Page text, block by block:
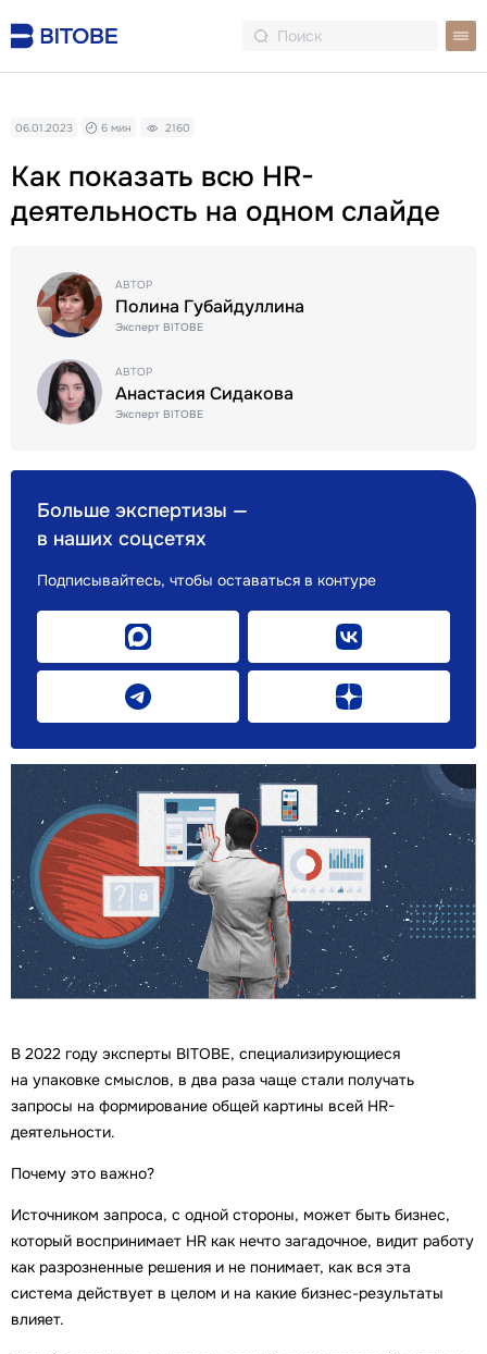
Как показать всю HR-
деятельность на одном слайде
06.01.2023 6 мин 2160
В 2022 году эксперты BITOBE, специализирующиеся
на упаковке смыслов, в два раза чаще стали получать
запросы на формирование общей картины всей HR-
деятельности.
Почему это важно?
Источником запроса, с одной стороны, может быть бизнес,
который воспринимает HR как нечто загадочное, видит работу
как разрозненные решения и не понимает, как вся эта
система действует в целом и на какие бизнес-результаты
влияет.
Больше экспертизы —
в наших соцсетях
Подписывайтесь, чтобы оставаться в контуре
АВТОР
Полина Губайдуллина
Эксперт BITOBE
АВТОР
Анастасия Сидакова
Эксперт BITOBE